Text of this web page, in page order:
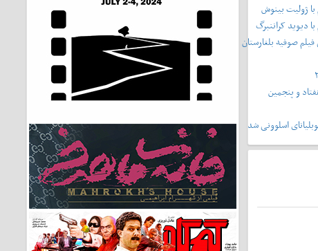
ژولیت بینوش
دیوید کراننبرگ
صوفیه بلغارستان
و پنجمین
اسلوونی شد